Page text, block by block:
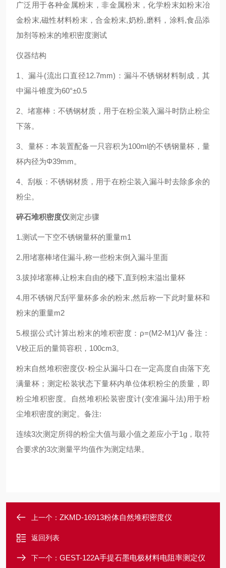
广泛用于各种金属粉末，非金属粉末，化学粉末如粉末冶
金粉末,磁性材料粉末，合金粉末,奶粉,磨料，涂料,食品添
加剂等粉末的堆积密度测试
仪器结构
1、漏斗(流出口直径12.7mm)：漏斗不锈钢材料制成，其
中漏斗锥度为60°±0.5
2、堵塞棒：不锈钢材质，用于在粉尘装入漏斗时防止粉尘
下落。
3、量杯：本装置配备一只容积为100ml的不锈钢量杯，量
杯内径为Φ39mm。
4、刮板：不锈钢材质，用于在粉尘装入漏斗时去除多余的
粉尘。
碎石堆积密度仪测定步骤
1.测试一下空不锈钢量杯的重量m1
2.用堵塞棒堵住漏斗,称一些粉末倒入漏斗里面
3.拔掉堵塞棒,让粉末自由的楼下,直到粉末溢出量杯
4.用不锈钢尺刮平量杯多余的粉末,然后称一下此时量杯和
粉末的重量m2
5.根据公式计算出粉末的堆积密度：ρ=(M2-M1)/V 备注：
V校正后的量筒容积，100cm3。
粉末自然堆积密度仪-粉尘从漏斗口在一定高度自由落下充
满量杯；测定松装状态下量杯内单位体积粉尘的质量，即
粉尘堆积密度。自然堆积松装密度计(变准漏斗法)用于粉
尘堆积密度的测定。备注:
连续3次测定所得的粉尘大值与最小值之差应小于1g，取符
合要求的3次测量平均值作为测定结果。
上一个： ZKMD-16913粉体自然堆积密度仪
返回列表
下一个： GEST-122A手提石墨电极材料电阻率测定仪